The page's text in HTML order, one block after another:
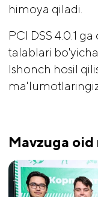
himoya qiladi.
PCI DSS 4.0.1
talablari
Ishonch hosil
Mavzuga